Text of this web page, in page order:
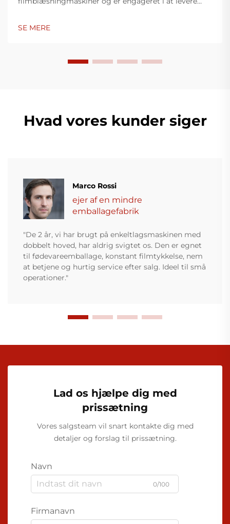
teknologi, er højtydende, energieffektive og stabile,
SE MERE
Hvad vores kunder siger
Marco Rossi
ejer af en mindre
emballagefabrik
"De 2 år, vi har brugt på enkeltlagsmaskinen med
dobbelt hoved, har aldrig svigtet os. Den er egnet
til fødevareemballage, konstant filmtykkelse, nem
at betjene og hurtig service efter salg. Ideel til små
operationer."
Lad os hjælpe dig med
prissætning
Vores salgsteam vil snart kontakte dig med
detaljer og forslag til prissætning.
Navn
0/100
Firmanavn